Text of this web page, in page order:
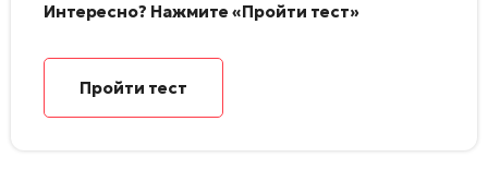
Интересно? Нажмите «Пройти тест»
Пройти тест